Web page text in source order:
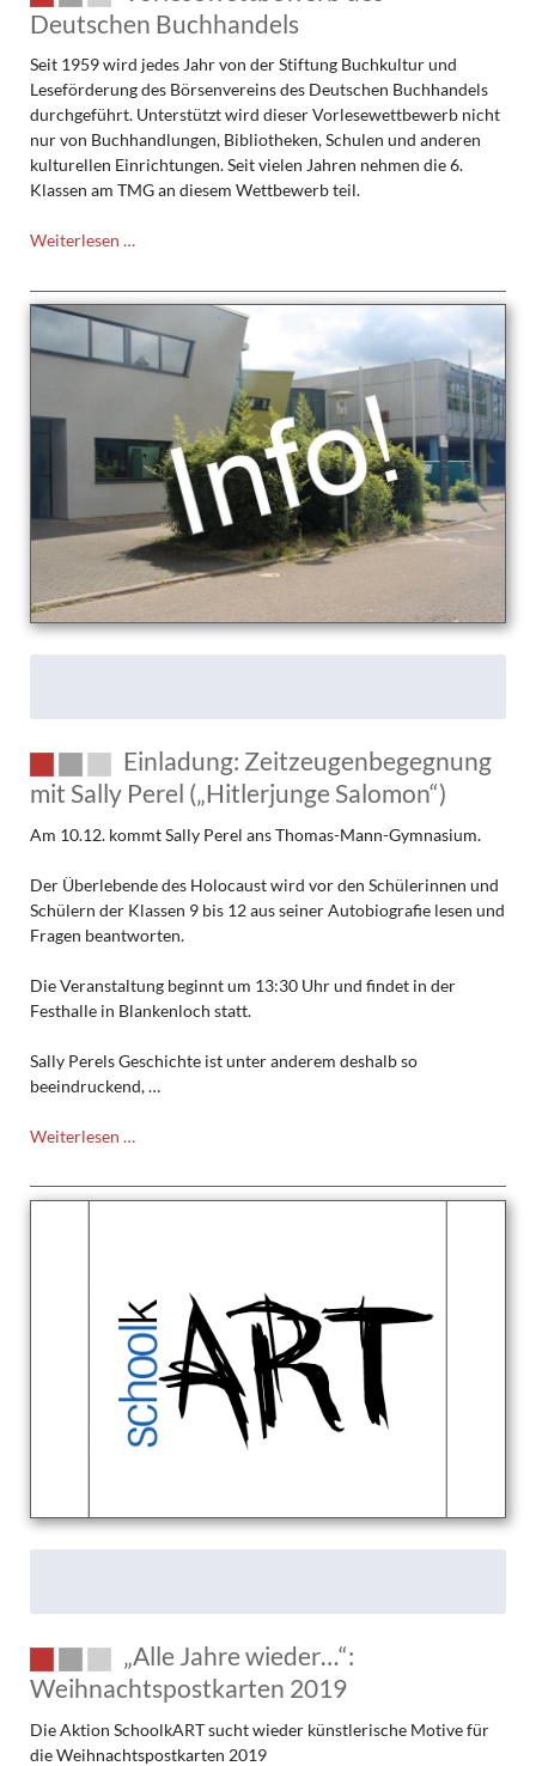
Deutschen Buchhandels
Seit 1959 wird jedes Jahr von der Stiftung Buchkultur und
Leseförderung des Börsenvereins des Deutschen Buchhandels
durchgeführt. Unterstützt wird dieser Vorlesewettbewerb nicht
nur von Buchhandlungen, Bibliotheken, Schulen und anderen
kulturellen Einrichtungen. Seit vielen Jahren nehmen die 6.
Klassen am TMG an diesem Wettbewerb teil.
Weiterlesen …Vorlesewettbewerb
Deutschen
Buchhandels
Einladung: Zeitzeugenbegegnung
mit Sally Perel („Hitlerjunge Salomon“)
Am 10.12. kommt Sally Perel ans Thomas-Mann-Gymnasium.
Der Überlebende des Holocaust wird vor den Schülerinnen und
Schülern der Klassen 9 bis 12 aus seiner Autobiografie lesen und
Fragen beantworten.
Die Veranstaltung beginnt um 13:30 Uhr und findet in der
Festhalle in Blankenloch statt.
Sally Perels Geschichte ist unter anderem deshalb so
beeindruckend, …
Weiterlesen …
mit
„Alle Jahre wieder…“:
Weihnachtspostkarten 2019
Die Aktion SchoolkART sucht wieder künstlerische Motive für
die Weihnachtspostkarten 2019